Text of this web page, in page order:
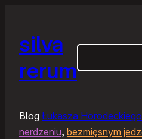
silva
rerum
Blog Łukasza Horodeckiego
nerdzeniu, bezmięsnym